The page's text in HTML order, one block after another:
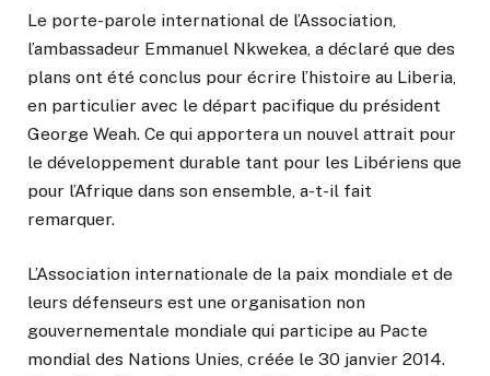
Le porte-parole international de l’Association,
l’ambassadeur Emmanuel Nkwekea, a déclaré que des
plans ont été conclus pour écrire l’histoire au Liberia,
en particulier avec le départ pacifique du président
George Weah. Ce qui apportera un nouvel attrait pour
le développement durable tant pour les Libériens que
pour l’Afrique dans son ensemble, a-t-il fait
remarquer.
L’Association internationale de la paix mondiale et de
leurs défenseurs est une organisation non
gouvernementale mondiale qui participe au Pacte
mondial des Nations Unies, créée le 30 janvier 2014.